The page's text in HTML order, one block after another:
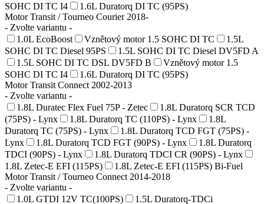
SOHC DI TC I4
1.6L Duratorq DI TC (95PS)
Motor Transit / Tourneo Courier 2018-
- Zvolte variantu -
1.0L EcoBoost
Vznětový motor 1.5 SOHC DI TC
1.5L
SOHC DI TC Diesel 95PS
1.5L SOHC DI TC Diesel DV5FD A
1.5L SOHC DI TC DSL DV5FD B
Vznětový motor 1.5
SOHC DI TC I4
1.6L Duratorq DI TC (95PS)
Motor Transit Connect 2002-2013
- Zvolte variantu -
1.8L Duratec Flex Fuel 75P - Zetec
1.8L Duratorq SCR TCD
(75PS) - Lynx
1.8L Duratorq TC (110PS) - Lynx
1.8L
Duratorq TC (75PS) - Lynx
1.8L Duratorq TCD FGT (75PS) -
Lynx
1.8L Duratorq TCD FGT (90PS) - Lynx
1.8L Duratorq
TDCI (90PS) - Lynx
1.8L Duratorq TDCI CR (90PS) - Lynx
1.8L Zetec-E EFI (115PS)
1.8L Zetec-E EFI (115PS) Bi-Fuel
Motor Transit / Tourneo Connect 2014-2018
- Zvolte variantu -
1.0L GTDI 12V TC(100PS)
1.5L Duratorq-TDCi